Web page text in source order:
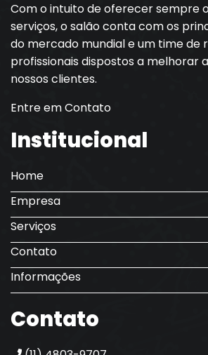
Com o intuito de oferecer sempre
serviços, o salão conta com os
do mercado mundial e um time de
profissionais dispostos a melhorar
nossos clientes.
Entre em Contato
Institucional
Home
Empresa
Serviços
Contato
Informações
Contato